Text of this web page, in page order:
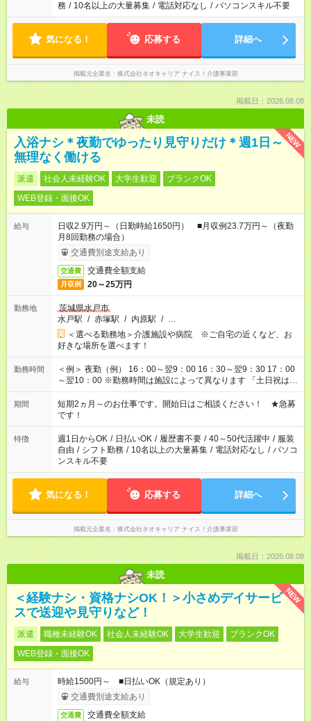
務 / 10名以上の大量募集 / 電話対応なし / パソコンスキル不要
気になる！ 応募する 詳細へ
掲載元企業名 株式会社ネオキャリア ナイス！介護事業部
掲載日：2026.08.08
未読
NEW
入浴ナシ＊夜勤でゆったり見守りだけ＊週1日～
無理なく働ける
派遣 社会人未経験OK 大学生歓迎
ブランクOK
WEB登録・面接OK
給与
日収2.9万円～（日勤時給1650円） ■月収例23.7万円～（夜勤
月8回勤務の場合）
交通費別途支給あり
交通費 交通費全額支給
月収例 20～25万円
勤務地
茨城県水戸市
水戸駅 / 赤塚駅 / 内原駅 / …
＜選べる勤務地＞介護施設や病院 ※ご自宅の近くなど、お
好きな場所を選べます！
勤務時間
＜例＞ 夜勤（例） 16：00～翌9：00 16：30～翌9：30 17：00
～翌10：00 ※勤務時間は施設によって異なります 「土日祝は休
みたい」 「しっかり稼ぎたい」 「もう少し遅い時間から始めた
い」など ご希望にあったお仕事をご案内いたします。 ※未経験
の方の場合は1～2ヶ月間は日中での仕事を経験いただき、 お
仕事に慣れてからの夜勤になります。 ★家庭の都合でお休みが
必要な場合も遠慮なくご相談ください。
期間
短期2ヵ月～のお仕事です。開始日はご相談ください！ ★急募
です！
特徴 週1日からOK / 日払いOK / 履歴書不要 / 40～50代活躍中 / 服装
自由 / シフト勤務 / 10名以上の大量募集 / 電話対応なし / パソコ
ンスキル不要
気になる！ 応募する 詳細へ
掲載元企業名 株式会社ネオキャリア ナイス！介護事業部
掲載日：2026.08.08
未読
NEW
＜経験ナシ・資格ナシOK！＞小さめデイサービ
スで送迎や見守りなど！
派遣 職種未経験OK 社会人未経験OK 大学生歓迎
ブランクOK
WEB登録・面接OK
給与
時給1500円～ ■日払いOK（規定あり）
交通費別途支給あり
交通費 交通費全額支給